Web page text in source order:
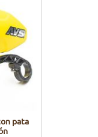
pata